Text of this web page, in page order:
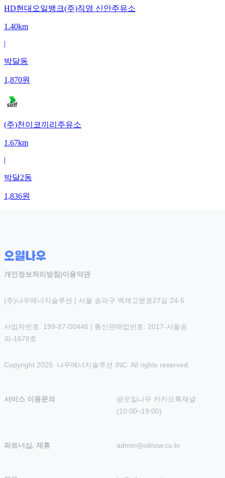
HD현대오일뱅크(주)직영 신안주유소
1.40km
|
박달동
1,870원
(주)천이코끼리주유소
1.67km
|
박달2동
1,836원
개인정보처리방침 |이용약관
(주)나우에너지솔루션 | 서울 송파구 백제고분로27길 24-5
사업자번호: 199-87-00446 | 통신판매업번호: 2017-서울송
파-1678호
Copyright 2025. 나우에너지솔루션 INC. All rights reserved.
서비스 이용문의
@오일나우 카카오톡채널
(10:00~19:00)
파트너십, 제휴 admin@oilnow.co.kr